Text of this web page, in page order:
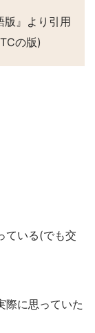
版』より引用
の版)
ている(でも交
際に思っていた